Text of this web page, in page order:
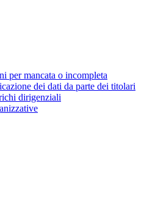
per mancata o incompleta
dei dati da parte dei titolari
dirigenziali